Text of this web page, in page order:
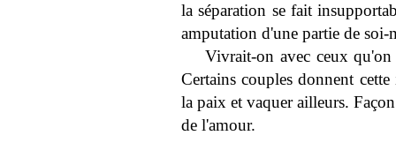
la séparation se fait
amputation d'une partie de soi-
Vivrait-on avec ceux
Certains couples donnent
la paix et vaquer ailleurs.
de l'amour.